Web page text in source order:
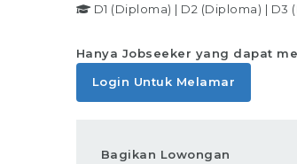
D1 (Diploma) | D2 (Diploma) | D3
Hanya Jobseeker yang dapat
Login Untuk Melamar
Bagikan Lowongan